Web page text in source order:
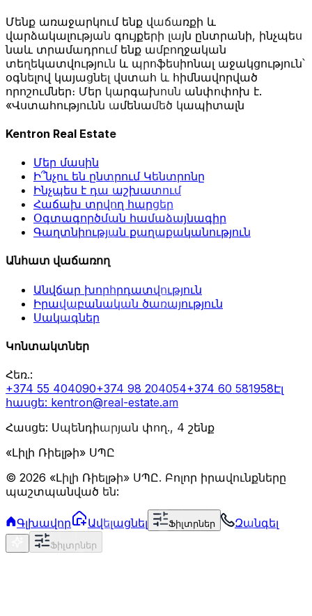
Մենք առաջարկում ենք վաճառքի և
վարձակալության գույքերի լայն ընտրանի, ինչպես
նաև տրամադրում ենք ամբողջական
տեղեկատվություն և պրոֆեսիոնալ աջակցություն՝
օգնելով կայացնել վստահ և հիմնավորված
որոշումներ։ Մեր կարգախոսն անփոփոխ է.
«Վստահությունն ամենամեծ կապիտալն
Kentron Real Estate
Մեր մասին
Ի՞նչու են ընտրում Կենտրոնը
Ինչպես է դա աշխատում
Հաճախ տրվող հարցեր
Օգտագործման համաձայնագիր
Գաղտնիության քաղաքականություն
Անհատ վաճառող
Անվճար խորհրդատվություն
Իրավաբանական ծառայություն
Սակագներ
Կոնտակտներ
Հեռ.:
+374 55 404090+374 98 204054+374 60 581958Էլ
հասցե: kentron@real-estate.am
Հասցե: Սպենդիարյան փող., 4 շենք
«Լիլի Ռիելթի» ՍՊԸ
© 2026 «Լիլի Ռիելթի» ՍՊԸ. Բոլոր իրավունքները
պաշտպանված են:
Գլխավոր Ավելացնել Ֆիլտրներ Զանգել
Ֆիլտրներ